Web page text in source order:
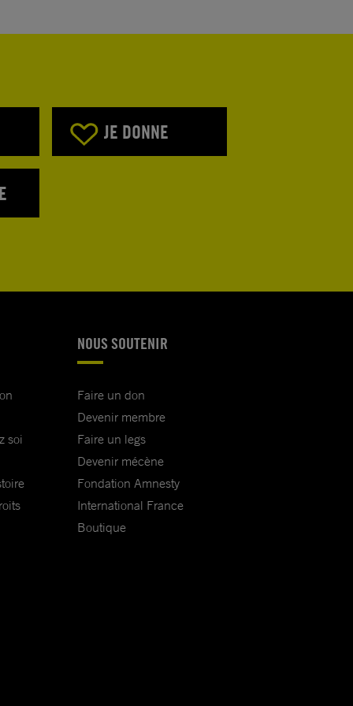
JE DONNE
soi
NOUS SOUTENIR
Faire un don
Devenir membre
Faire un legs
Devenir mécène
Fondation Amnesty
International France
Boutique